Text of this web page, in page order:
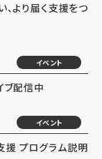
、より届く支援をつ
イベント
配信中
イベント
援 プログラム説明